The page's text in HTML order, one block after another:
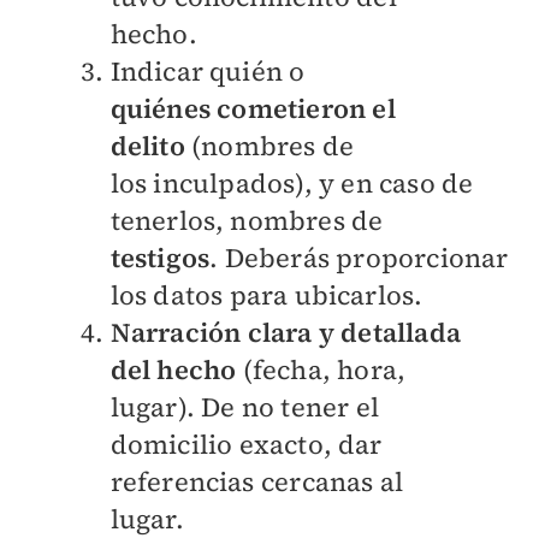
hecho.
Indicar quién o
quiénes cometieron el
delito (nombres de
losinculpados), y en caso de
tenerlos, nombres de
testigos. Deberás proporcionar
los datos para ubicarlos.
Narración clara y detallada
del hecho (fecha, hora,
lugar). De no tener el
domicilio exacto, dar
referencias cercanas al
lugar.